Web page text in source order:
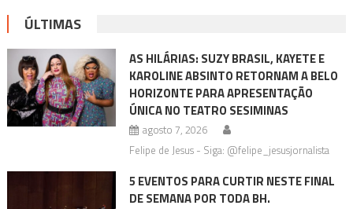
ÚLTIMAS
AS HILÁRIAS: SUZY BRASIL, KAYETE E
KAROLINE ABSINTO RETORNAM A BELO
HORIZONTE PARA APRESENTAÇÃO
ÚNICA NO TEATRO SESIMINAS
agosto 7, 2026
Felipe de Jesus - Siga: @felipe_jesusjornalista
5 EVENTOS PARA CURTIR NESTE FINAL
DE SEMANA POR TODA BH.